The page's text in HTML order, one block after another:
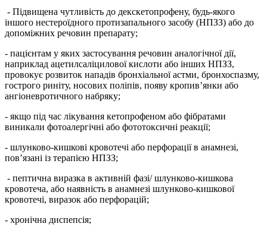
- Підвищена чутливість до декскетопрофену, будь-якого
іншого нестероїдного протизапального засобу (НПЗЗ) або до
допоміжних речовин препарату;
- пацієнтам у яких застосування речовин аналогічної дії,
наприклад ацетилсаліцилової кислоти або інших НПЗЗ,
провокує розвиток нападів бронхіальної астми, бронхоспазму,
гострого риніту, носових поліпів, появу кропив’янки або
ангіоневротичного набряку;
- якщо під час лікування кетопрофеном або фібратами
виникали фотоалергічні або фототоксичні реакції;
- шлунково-кишкові кровотечі або перфорації в анамнезі,
пов’язані із терапією НПЗЗ;
- пептична виразка в активній фазі/ шлунково-кишкова
кровотеча, або наявність в анамнезі шлунково-кишкової
кровотечі, виразок або перфорацій;
- хронічна диспепсія;